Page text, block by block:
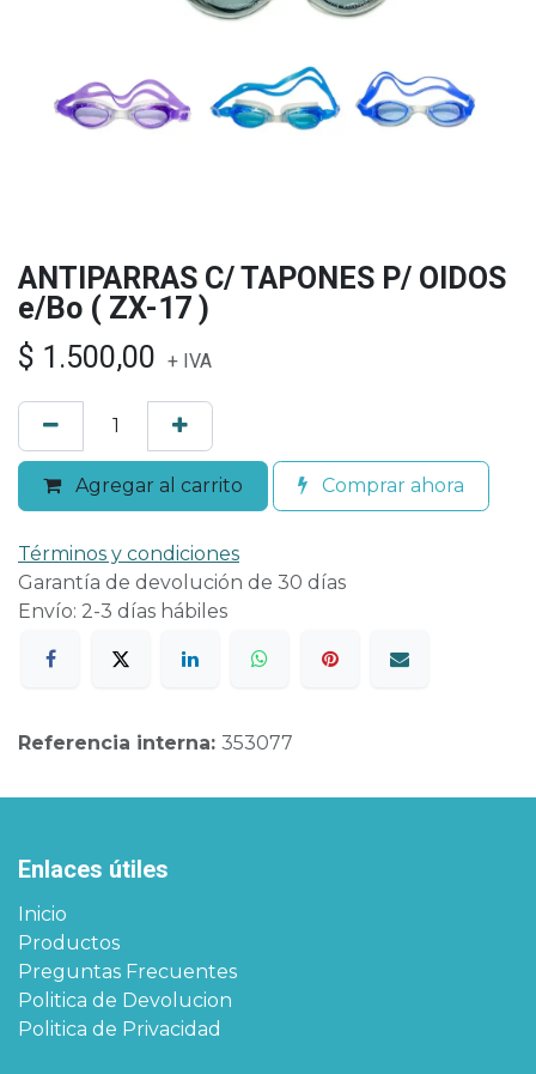
ANTIPARRAS C/ TAPONES P/ OIDOS
e/Bo ( ZX-17 )
$ 1.500,00 + IVA
Agregar al carrito Comprar ahora
Términos y condiciones
Garantía de devolución de 30 días
Envío: 2-3 días hábiles
Referencia interna: 353077
Enlaces útiles
Inicio
Productos
Preguntas Frecuentes
Politica de Devolucion
Politica de Privacidad